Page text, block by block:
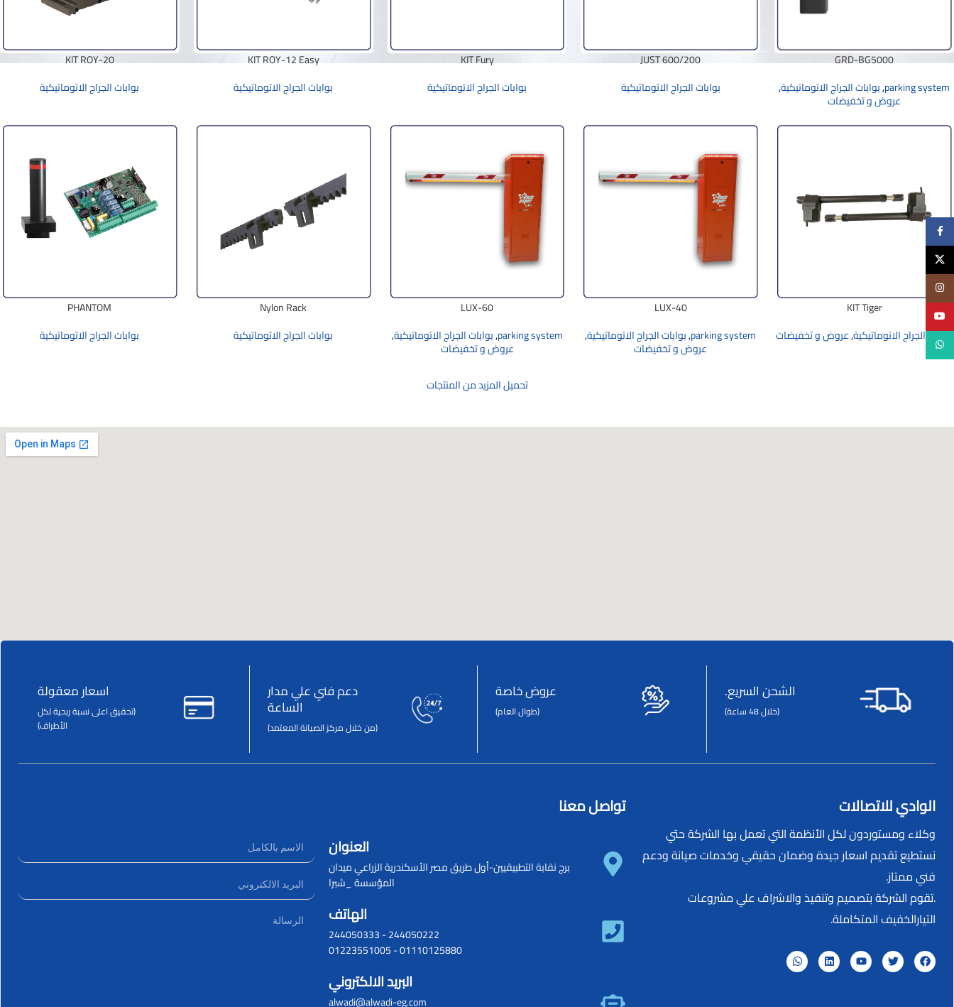
GRD-BG5000
parking system
,بوابات الجراج الاتوماتيكية,
عروض و تخفيضات
JUST 600/200
بوابات الجراج الاتوماتيكية
KIT Fury
بوابات الجراج الاتوماتيكية
KIT ROY-12 Easy
بوابات الجراج الاتوماتيكية
KIT ROY-20
بوابات الجراج الاتوماتيكية
KIT Tiger
بوابات الجراج الاتوماتيكية,عروض و تخفيضات
LUX-40
parking system
,بوابات الجراج الاتوماتيكية,
عروض و تخفيضات
LUX-60
parking system
,بوابات الجراج الاتوماتيكية,
عروض و تخفيضات
Nylon Rack
بوابات الجراج الاتوماتيكية
PHANTOM
بوابات الجراج الاتوماتيكية
تحميل المزيد من المنتجات
الشحن السريع.
(خلال 48 ساعة)
عروض خاصة
(طوال العام)
دعم فني علي مدار
الساعة
(من خلال مركز الصيانة المعتمد)
اسعار معقولة
(تحقيق اعلى نسبة ربحية لكل
الأطراف)
الوادي للاتصالات
وكلاء ومستوردون لكل الأنظمة التي تعمل بها الشركة حتي
نستطيع تقديم اسعار جيدة وضمان حقيقي وخدمات صيانة ودعم
فني ممتاز.
.تقوم الشركة بتصميم وتنفيذ والاشراف علي مشروعات
التيارالخفيف المتكاملة.
تواصل معنا
العنوان
برج نقابة التطبيقيين-أول طريق مصر الأسكندرية الزراعي ميدان
المؤسسة _شبرا
الهاتف
244050222
-
244050333
01110125880
-
01223551005
البريد الالكتروني
alwadi@alwadi-eg.com
WhatsApp